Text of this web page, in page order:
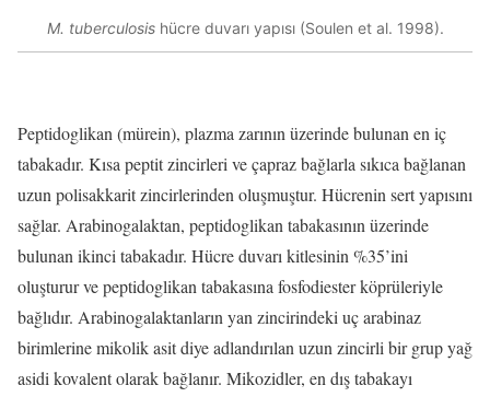
M. tuberculosishücre duvarı yapısı (Soulen et al. 1998).
Peptidoglikan (mürein), plazma zarının üzerinde bulunan en iç
tabakadır. Kısa peptit zincirleri ve çapraz bağlarla sıkıca bağlanan
uzun polisakkarit zincirlerinden oluşmuştur. Hücrenin sert yapısını
sağlar. Arabinogalaktan, peptidoglikan tabakasının üzerinde
bulunan ikinci tabakadır. Hücre duvarı kitlesinin %35’ini
oluşturur ve peptidoglikan tabakasına fosfodiester köprüleriyle
bağlıdır. Arabinogalaktanların yan zincirindeki uç arabinaz
birimlerine mikolik asit diye adlandırılan uzun zincirli bir grup yağ
asidi kovalent olarak bağlanır. Mikozidler, en dış tabakayı